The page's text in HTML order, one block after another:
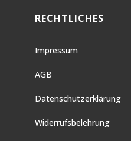
RECHTLICHES
Impressum
AGB
Datenschutzerklärung
Widerrufsbelehrung